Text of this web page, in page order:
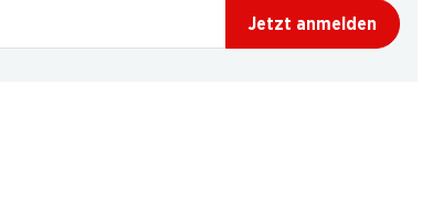
Jetzt anmelden